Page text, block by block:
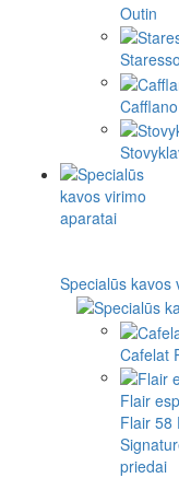
Outin
Specialūs kavos
Cafelat
Flair
Flair 58
priedai